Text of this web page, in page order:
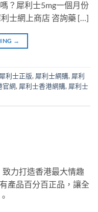
？犀利士5mg一個月份
士網上商店 咨詢藥 […]
→
犀利士正版, 犀利士網購, 犀利
官網, 犀利士香港網購, 犀利士
力打造香港最大情趣
產品百分百正品，讓全